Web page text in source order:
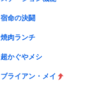
宿命の決闘
焼肉ランチ
超かぐやメシ
ブライアン・メイ